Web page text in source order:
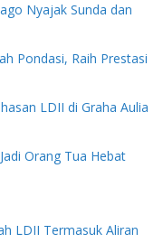
Nyajak Sunda dan
Pondasi, Raih Prestasi
LDII di Graha Aulia
Orang Tua Hebat
LDII Termasuk Aliran